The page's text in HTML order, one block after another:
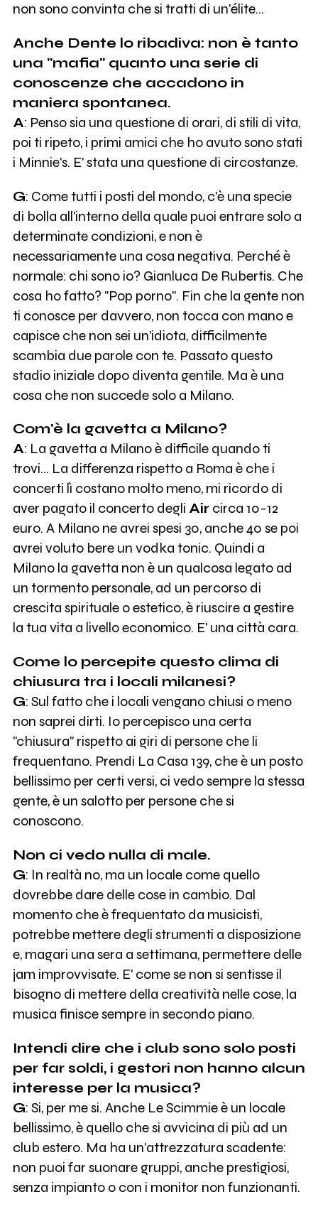
non sono convinta che si tratti di un'élite…
Anche Dente lo ribadiva: non è tanto
una "mafia" quanto una serie di
conoscenze che accadono in
maniera spontanea.
A: Penso sia una questione di orari, di stili di vita,
poi ti ripeto, i primi amici che ho avuto sono stati
i Minnie's. E' stata una questione di circostanze.
G: Come tutti i posti del mondo, c'è una specie
di bolla all'interno della quale puoi entrare solo a
determinate condizioni, e non è
necessariamente una cosa negativa. Perché è
normale: chi sono io? Gianluca De Rubertis. Che
cosa ho fatto? "Pop porno". Fin che la gente non
ti conosce per davvero, non tocca con mano e
capisce che non sei un'idiota, difficilmente
scambia due parole con te. Passato questo
stadio iniziale dopo diventa gentile. Ma è una
cosa che non succede solo a Milano.
Com'è la gavetta a Milano?
A: La gavetta a Milano è difficile quando ti
trovi… La differenza rispetto a Roma è che i
concerti lì costano molto meno, mi ricordo di
aver pagato il concerto degli Aircirca 10-12
euro. A Milano ne avrei spesi 30, anche 40 se poi
avrei voluto bere un vodka tonic. Quindi a
Milano la gavetta non è un qualcosa legato ad
un tormento personale, ad un percorso di
crescita spirituale o estetico, è riuscire a gestire
la tua vita a livello economico. E' una città cara.
Come lo percepite questo clima di
chiusura tra i locali milanesi?
G: Sul fatto che i locali vengano chiusi o meno
non saprei dirti. Io percepisco una certa
"chiusura" rispetto ai giri di persone che li
frequentano. Prendi La Casa 139, che è un posto
bellissimo per certi versi, ci vedo sempre la stessa
gente, è un salotto per persone che si
conoscono.
Non ci vedo nulla di male.
G: In realtà no, ma un locale come quello
dovrebbe dare delle cose in cambio. Dal
momento che è frequentato da musicisti,
potrebbe mettere degli strumenti a disposizione
e, magari una sera a settimana, permettere delle
jam improvvisate. E' come se non si sentisse il
bisogno di mettere della creatività nelle cose, la
musica finisce sempre in secondo piano.
Intendi dire che i club sono solo posti
per far soldi, i gestori non hanno alcun
interesse per la musica?
G: Si, per me si. Anche Le Scimmie è un locale
bellissimo, è quello che si avvicina di più ad un
club estero. Ma ha un'attrezzatura scadente:
non puoi far suonare gruppi, anche prestigiosi,
senza impianto o con i monitor non funzionanti.